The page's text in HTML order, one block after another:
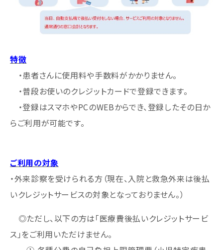
特徴
・患者さんに使用料や手数料がかかりません。
・普段お使いのクレジットカードで登録できます。
・登録はスマホやPCのWEBからでき、登録したその日か
らご利用が可能です。
ご利用の対象
・外来診察を受けられる方（現在、入院と救急外来は後払
いクレジットサービスの対象となっておりません。）
◎ただし、以下の方は「医療費後払いクレジットサービ
ス」をご利用いただけません。